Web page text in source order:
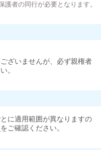
者の同行が必要となります。
ざいませんが、必ず親権者
。
に適用範囲が異なりますの
をご確認ください。